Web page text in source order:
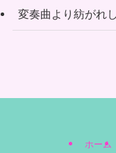
変奏曲より紡がれ
ホーム